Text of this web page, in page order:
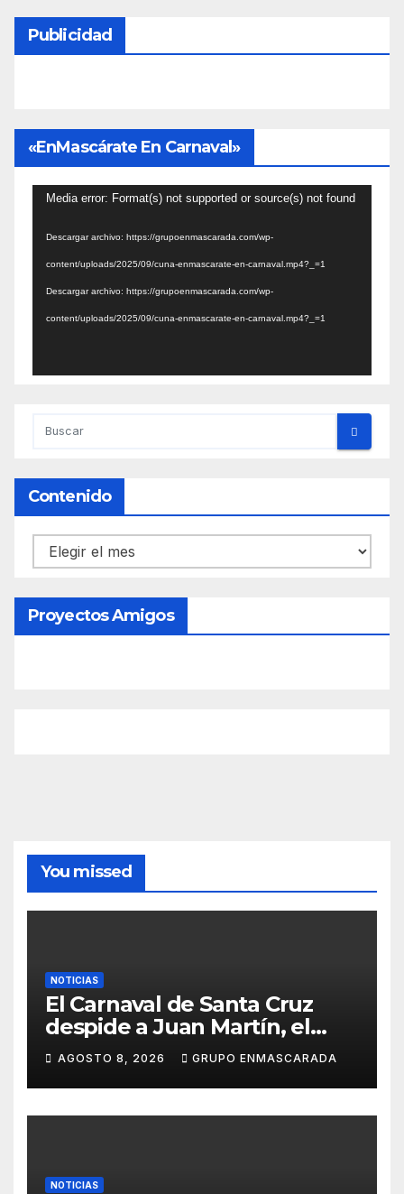
Publicidad
«EnMascárate En Carnaval»
Reproductor
Media error: Format(s) not supported or source(s) not found
Descargar archivo: https://grupoenmascarada.com/wp-
content/uploads/2025/09/cuna-enmascarate-en-carnaval.mp4?_=1
Descargar archivo: https://grupoenmascarada.com/wp-
content/uploads/2025/09/cuna-enmascarate-en-carnaval.mp4?_=1
Contenido
Contenido
Proyectos Amigos
You missed
NOTICIAS
El Carnaval de Santa Cruz
despide a Juan Martín, el
inolvidable «Cristóbal Colón»
AGOSTO 8, 2026 GRUPO ENMASCARADA
NOTICIAS